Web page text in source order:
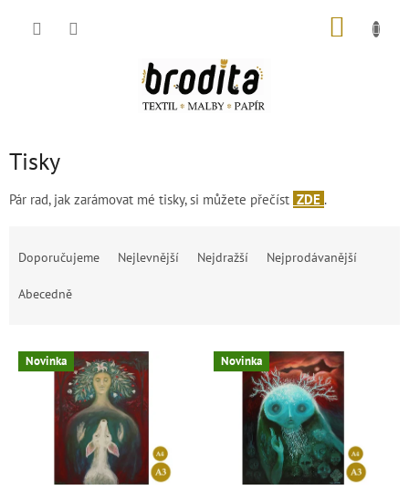
Tisky
Pár rad, jak zarámovat mé tisky, si můžete přečíst ZDE .
Doporučujeme Nejlevnější Nejdražší Nejprodávanější
Abecedně
Novinka Novinka